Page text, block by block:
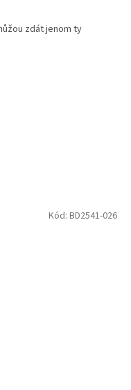
zdát jenom ty
Kód: BD2541-026